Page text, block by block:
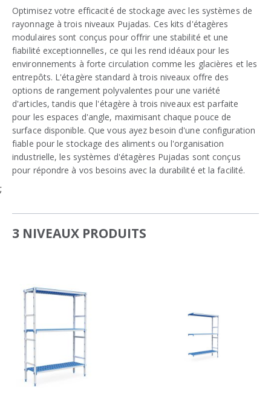
Optimisez votre efficacité de stockage avec les systèmes de
rayonnage à trois niveaux Pujadas. Ces kits d'étagères
modulaires sont conçus pour offrir une stabilité et une
fiabilité exceptionnelles, ce qui les rend idéaux pour les
environnements à forte circulation comme les glacières et les
entrepôts. L'étagère standard à trois niveaux offre des
options de rangement polyvalentes pour une variété
d'articles, tandis que l'étagère à trois niveaux est parfaite
pour les espaces d'angle, maximisant chaque pouce de
surface disponible. Que vous ayez besoin d'une configuration
fiable pour le stockage des aliments ou l'organisation
industrielle, les systèmes d'étagères Pujadas sont conçus
pour répondre à vos besoins avec la durabilité et la facilité.
;
3 NIVEAUX PRODUITS